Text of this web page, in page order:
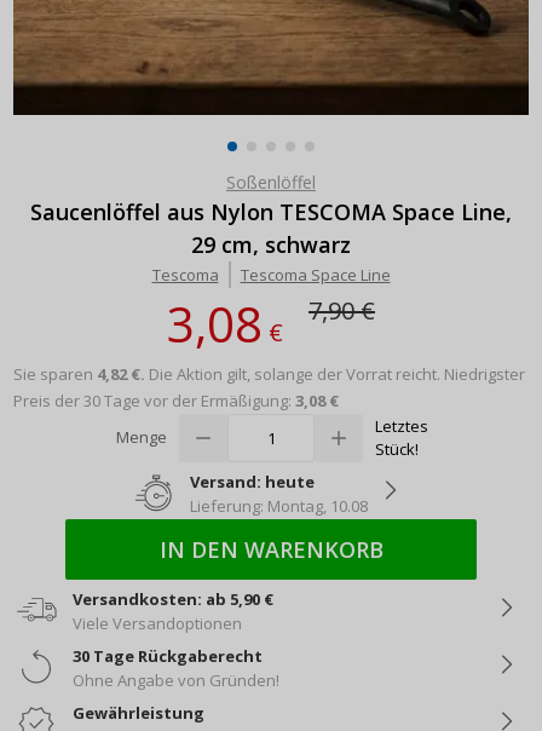
Soßenlöffel
Saucenlöffel aus Nylon TESCOMA Space Line,
29 cm, schwarz
Tescoma Tescoma Space Line
3,08€
7,90 €
Sie sparen 4,82 €. Die Aktion gilt, solange der Vorrat reicht. Niedrigster
Preis der 30 Tage vor der Ermäßigung: 3,08 €
Menge
Letztes
Stück!
Versand: heute
Lieferung: Montag, 10.08
IN DEN WARENKORB
Versandkosten: ab 5,90 €
Viele Versandoptionen
30 Tage Rückgaberecht
Ohne Angabe von Gründen!
Gewährleistung